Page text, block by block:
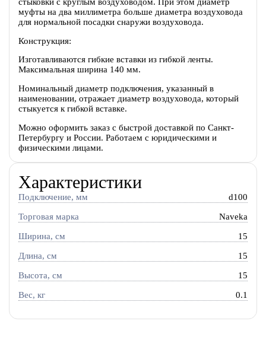
муфты на два миллиметра больше диаметра воздуховода
для нормальной посадки снаружи воздуховода.
Конструкция:
Изготавливаются гибкие вставки из гибкой ленты.
Максимальная ширина 140 мм.
Номинальный диаметр подключения, указанный в
наименовании, отражает диаметр воздуховода, который
стыкуется к гибкой вставке.
Можно оформить заказ с быстрой доставкой по Санкт-
Петербургу и России. Работаем с юридическими и
физическими лицами.
Характеристики
Подключение, мм d100
Торговая марка Naveka
Ширина, см 15
Длина, см 15
Высота, см 15
Вес, кг 0.1